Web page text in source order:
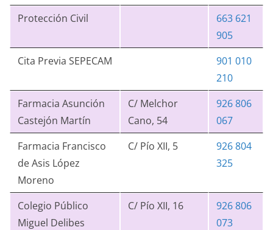
Protección Civil
663 621
905
Cita Previa SEPECAM
901 010
210
Farmacia Asunción
Castejón Martín
C/ Melchor
Cano, 54
926 806
067
Farmacia Francisco
de Asis López
Moreno
C/ Pío XII, 5
926 804
325
Colegio Público
Miguel Delibes
C/ Pío XII, 16
926 806
073